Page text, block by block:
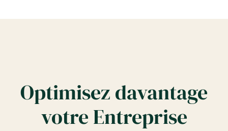
Optimisez davantage
votre Entreprise